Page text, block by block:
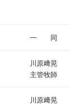
一 同
川原﨑晃
主管牧師
川原﨑晃